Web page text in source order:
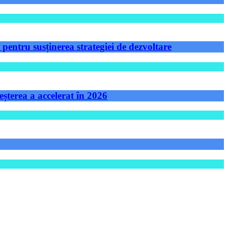
susținerea strategiei de dezvoltare
a accelerat în 2026